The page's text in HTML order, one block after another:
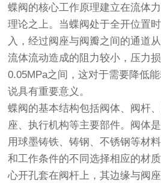
蝶阀的核心工作原理建立在流体
理论之上。当蝶阀处于全开位置
入，经过阀座与阀瓣之间的通道
流体流动造成的阻力较小，压力
0.05MPa之间，这对于需要降低
说具有重要意义。
蝶阀的基本结构包括阀体、阀杆
座、执行机构等主要部件。阀体
用球墨铸铁、铸钢、不锈钢等材
和工作条件的不同选择相应的材
心开孔套在阀杆上，其边缘与阀